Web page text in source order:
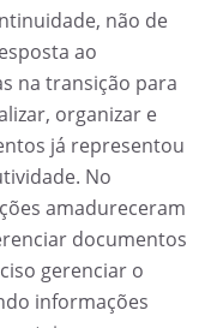
não de
ao
na transição para
organizar e
já representou
No
amadureceram
documentos
gerenciar o
informações